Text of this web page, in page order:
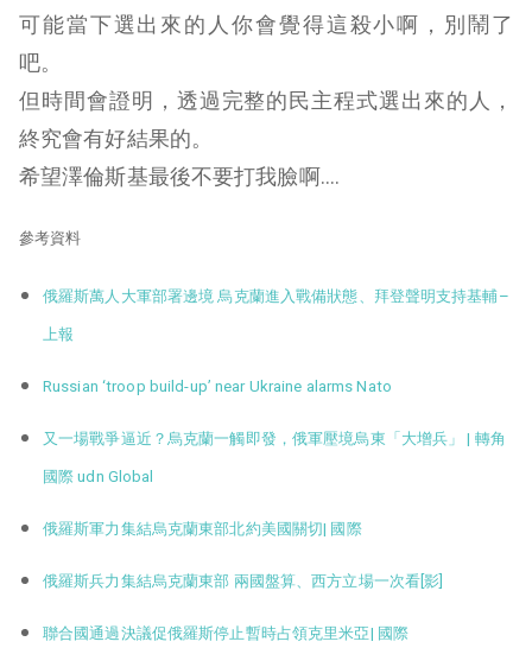
可能當下選出來的人你會覺得這殺小啊，別鬧了
吧。
但時間會證明，透過完整的民主程式選出來的人，
終究會有好結果的。
希望澤倫斯基最後不要打我臉啊….
參考資料
俄羅斯萬人大軍部署邊境 烏克蘭進入戰備狀態、拜登聲明支持基輔–
上報
Russian ‘troop build-up’ near Ukraine alarms Nato
又一場戰爭逼近？烏克蘭一觸即發，俄軍壓境烏東「大增兵」 | 轉角
國際 udn Global
俄羅斯軍力集結烏克蘭東部北約美國關切| 國際
俄羅斯兵力集結烏克蘭東部 兩國盤算、西方立場一次看[影]
聯合國通過決議促俄羅斯停止暫時占領克里米亞| 國際